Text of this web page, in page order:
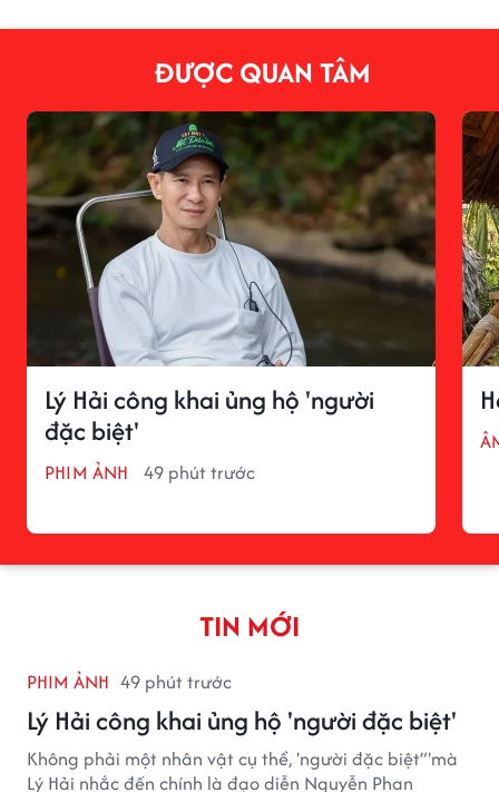
ĐƯỢC QUAN TÂM
Lý Hải công khai ủng hộ 'người
đặc biệt'
PHIM ẢNH 49 phút trước
TIN MỚI
PHIM ẢNH 49 phút trước
Lý Hải công khai ủng hộ 'người đặc biệt'
Không phải một nhân vật cụ thể, 'người đặc biệt”'mà
Lý Hải nhắc đến chính là đạo diễn Nguyễn Phan